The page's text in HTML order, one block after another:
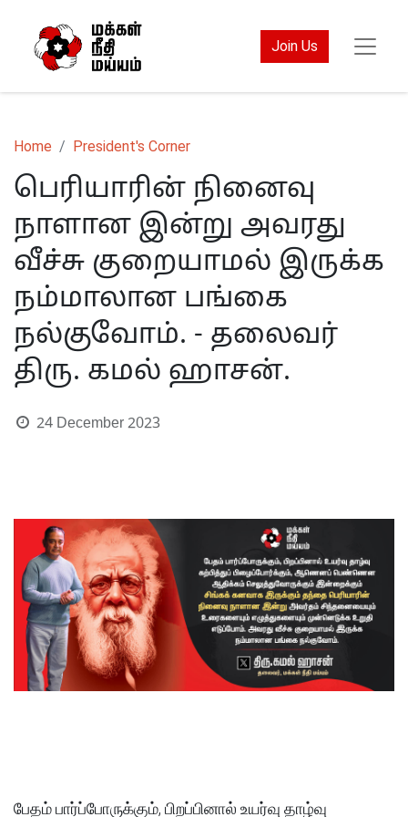
Join Us
Home President's Corner
பெரியாரின் நினைவு
நாளான இன்று அவரது
வீச்சு குறையாமல் இருக்க
நம்மாலான பங்கை
நல்குவோம். - தலைவர்
திரு. கமல் ஹாசன்.
24 December 2023
பேதம் பார்ப்போருக்கும், பிறப்பினால் உயர்வு தாழ்வு